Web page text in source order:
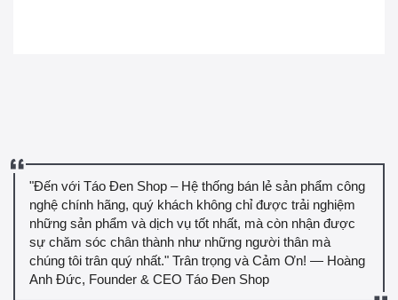
"Đến với Táo Đen Shop – Hệ thống bán lẻ sản phẩm công
nghệ chính hãng, quý khách không chỉ được trải nghiệm
những sản phẩm và dịch vụ tốt nhất, mà còn nhận được
sự chăm sóc chân thành như những người thân mà
chúng tôi trân quý nhất." Trân trọng và Cảm Ơn! — Hoàng
Anh Đức, Founder & CEO Táo Đen Shop